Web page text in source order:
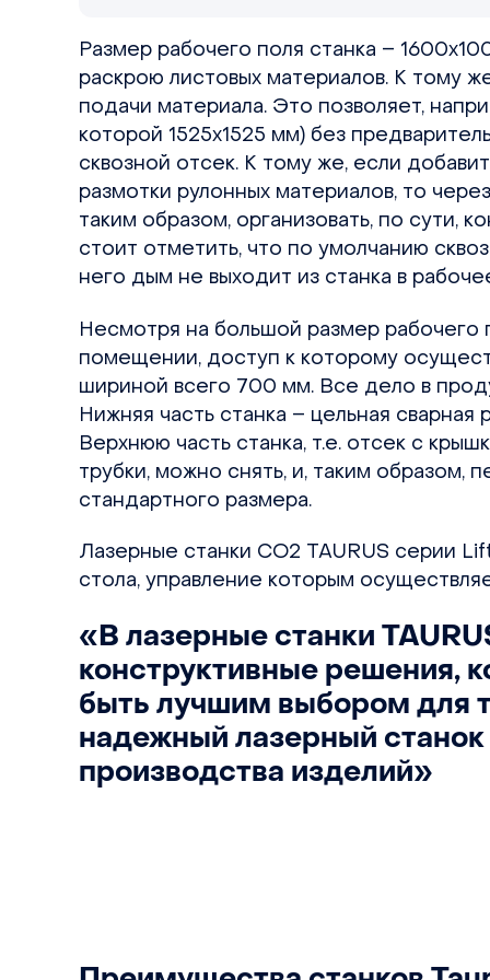
Размер рабочего поля станка –
раскрою листовых материалов. К тому
подачи материала. Это позволяет,
которой 1525х1525 мм) без
сквозной отсек. К тому же, если
размотки рулонных материалов, то
таким образом, организовать, по сути,
стоит отметить, что по умолчанию
него дым не выходит из станка в
Несмотря на большой размер рабочего
помещении, доступ к которому
шириной всего 700 мм. Все дело в
Нижняя часть станка – цельная
Верхнюю часть станка, т.е. отсек с
трубки, можно снять, и, таким образом,
стандартного размера.
Лазерные станки СО2 TAURUS серии
стола, управление которым
«В лазерные станки
конструктивные решения,
быть лучшим выбором для
надежный лазерный
производства изделий»